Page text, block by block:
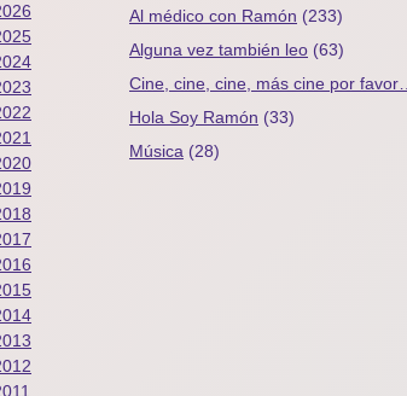
Al médico con Ramón (233)
Alguna vez también leo (63)
Cine, cine, cine, más cine por favor…
Hola Soy Ramón (33)
Música (28)